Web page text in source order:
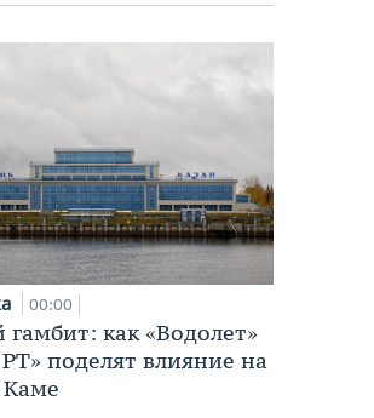
00:00
гамбит: как «Водолет»
поделят влияние на